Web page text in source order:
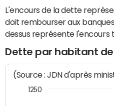
L'encours de la dette
doit rembourser aux
dessus représente l'encours
Dette par habitant
(Source : JDN d'après
1250